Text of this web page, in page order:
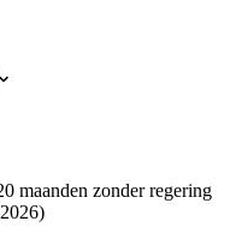
maanden zonder regering